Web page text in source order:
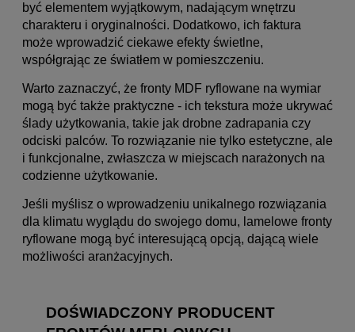
być elementem wyjątkowym, nadającym wnętrzu
charakteru i oryginalności. Dodatkowo, ich faktura
może wprowadzić ciekawe efekty świetlne,
współgrając ze światłem w pomieszczeniu.
Warto zaznaczyć, że fronty MDF ryflowane na wymiar
mogą być także praktyczne - ich tekstura może ukrywać
ślady użytkowania, takie jak drobne zadrapania czy
odciski palców. To rozwiązanie nie tylko estetyczne, ale
i funkcjonalne, zwłaszcza w miejscach narażonych na
codzienne użytkowanie.
Jeśli myślisz o wprowadzeniu unikalnego rozwiązania
dla klimatu wyglądu do swojego domu, lamelowe fronty
ryflowane mogą być interesującą opcją, dającą wiele
możliwości aranżacyjnych.
DOŚWIADCZONY PRODUCENT